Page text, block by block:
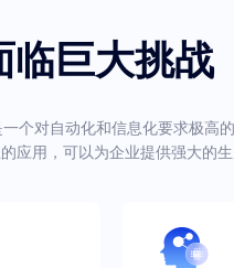
临巨大挑战
对自动化和信息化要求极高
用，可以为企业提供强大的